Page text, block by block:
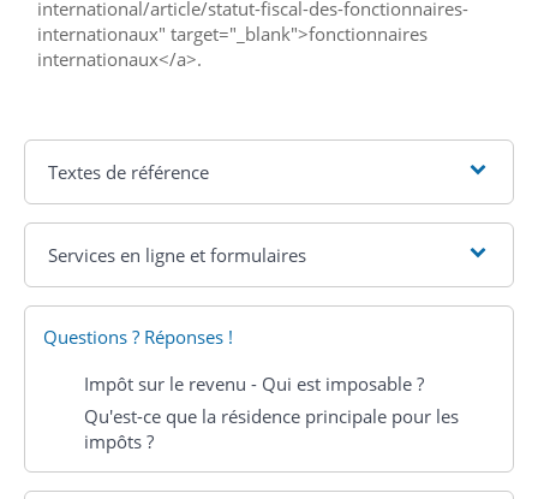
international/article/statut-fiscal-des-fonctionnaires-
internationaux" target="_blank">fonctionnaires
internationaux</a>.
Textes de référence
Services en ligne et formulaires
Questions ? Réponses !
Impôt sur le revenu - Qui est imposable ?
Qu'est-ce que la résidence principale pour les
impôts ?